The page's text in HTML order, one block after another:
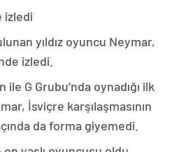
izledi
yıldız oyuncu Neymar,
izledi.
ile G Grubu’nda oynadığı ilk
İsviçre karşılaşmasının
da forma giyemedi.